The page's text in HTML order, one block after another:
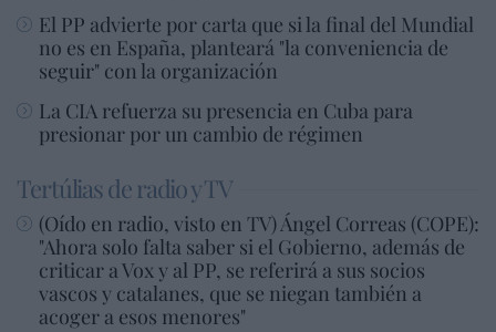
El PP advierte por carta que si la final del Mundial
no es en España, planteará "la conveniencia de
seguir" con la organización
La CIA refuerza su presencia en Cuba para
presionar por un cambio de régimen
Tertúlias de radio y TV
(Oído en radio, visto en TV) Ángel Correas (COPE):
"Ahora solo falta saber si el Gobierno, además de
criticar a Vox y al PP, se referirá a sus socios
vascos y catalanes, que se niegan también a
acoger a esos menores"